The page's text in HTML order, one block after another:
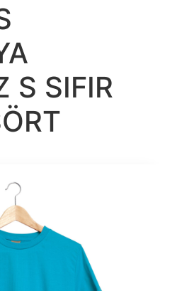
S SIFIR